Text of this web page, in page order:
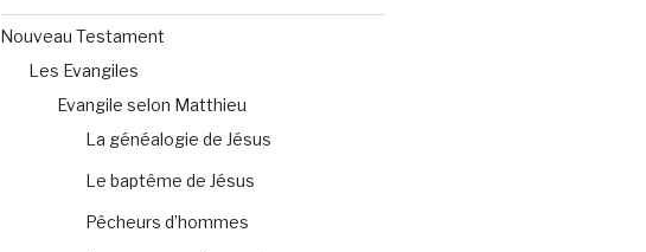
Nouveau Testament
Les Evangiles
Evangile selon Matthieu
La généalogie de Jésus
Le baptême de Jésus
Pêcheurs d’hommes